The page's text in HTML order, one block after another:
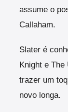
assume o
Callaham.
Slater é
Knight e The
trazer um
novo longa.